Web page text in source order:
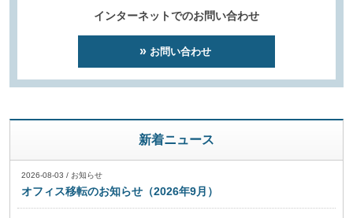
インターネットでのお問い合わせ
お問い合わせ
新着ニュース
2026-08-03 / お知らせ
オフィス移転のお知らせ（2026年9月）